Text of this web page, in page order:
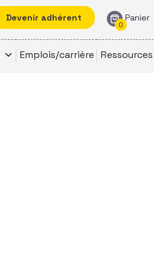
Devenir adhérent Panier
0
Emplois/carrière Ressources